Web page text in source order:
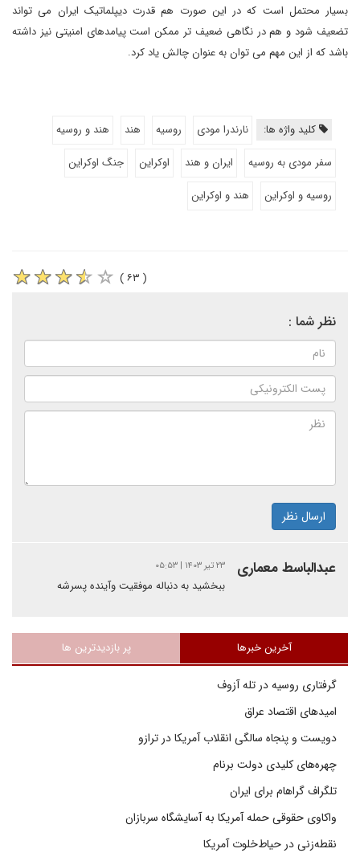
بسیار محتمل است که در این صورت هم قدرت دیپلماتیک ایران می تواند
تضعیف شود و هم در نگاهی ضعیف تر ممکن است پیامدهای امنیتی نیز داشته
باشد که از این مهم می توان به عنوان چالش یاد کرد.
کلید واژه ها: نارندرا مودی روسیه هند
هند و روسیه
سفر مودی به روسیه
ایران و هند اوکراین
جنگ اوکراین
روسیه و اوکراین
هند و اوکراین
( ۶۳ )
نظر شما :
ارسال نظر
عبدالباسط معماری ۲۳ تیر ۱۴۰۳ | ۰۵:۵۳
ببخشید به دنباله موفقیت وآینده پسرشه
آخرین خبرها پر بازدیدترین ها
گرفتاری روسیه در تله آزوف
امیدهای اقتصاد عراق
دویست و پنجاه سالگی انقلاب آمریکا در ترازو
چهره‌های کلیدی دولت برنام
تلگراف گراهام برای ایران
واکاوی حقوقی حمله آمریکا به آسایشگاه سربازان
نقطه‌زنی در حیاط‌خلوت آمریکا